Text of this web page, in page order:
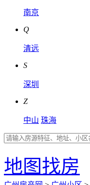
南京
Q
清远
S
深圳
Z
中山 珠海
地图找房